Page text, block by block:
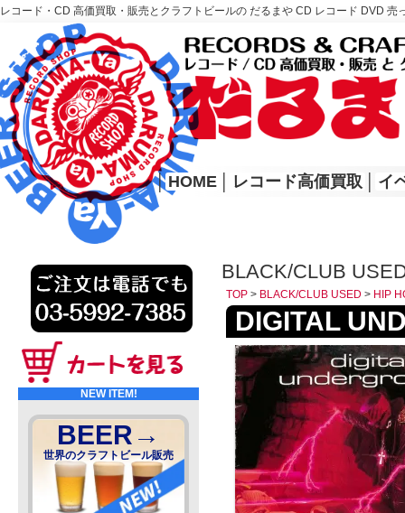
レコード・CD 高価買取・販売とクラフトビールの だるまや CD レコード DVD
レコード高価買取はこちら
HOME
│ HOME レコード高価買取 イ
NEW ITEM!
BEER→
世界のクラフトビール販売
BLACK/CLUB
TOP > BLACK/CLUB USED > HIP
DIGITAL